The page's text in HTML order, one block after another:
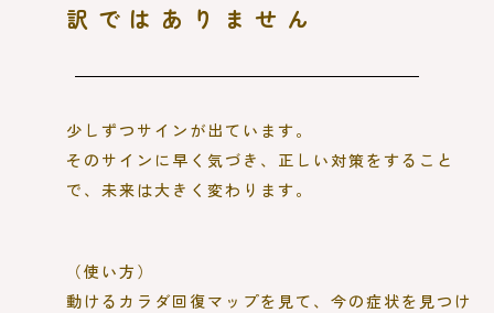
訳ではありません
少しずつサインが出ています。
そのサインに早く気づき、正しい対策をすること
で、未来は大きく変わります。
（使い方）
動けるカラダ回復マップを見て、今の症状を見つけ